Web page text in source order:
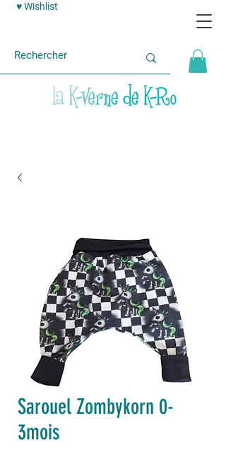
♥ Wishlist
Sarouel Zombykorn 0-
3mois